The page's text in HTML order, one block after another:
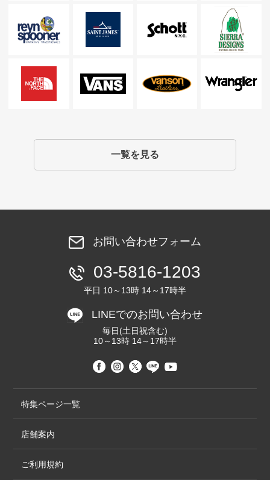
一覧を見る
お問い合わせフォーム
03-5816-1203
平日 10～13時 14～17時半
LINEでのお問い合わせ
毎日(土日祝含む)
10～13時 14～17時半
特集ページ一覧
店舗案内
ご利用規約